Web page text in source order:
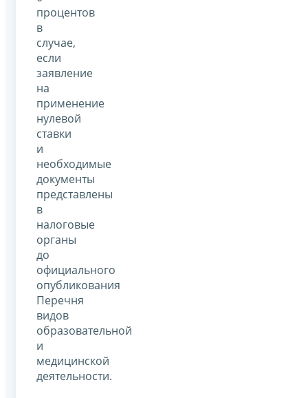
процентов
в
случае,
если
заявление
на
применение
нулевой
ставки
и
необходимые
документы
представлены
в
налоговые
органы
до
официального
опубликования
Перечня
видов
образовательной
и
медицинской
деятельности.